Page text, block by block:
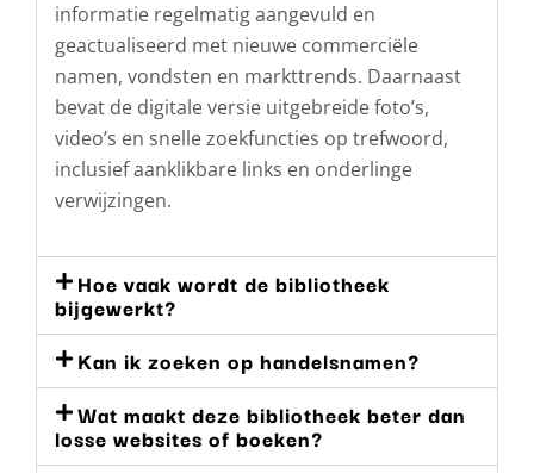
informatie regelmatig aangevuld en
geactualiseerd met nieuwe commerciële
namen, vondsten en markttrends. Daarnaast
bevat de digitale versie uitgebreide foto’s,
video’s en snelle zoekfuncties op trefwoord,
inclusief aanklikbare links en onderlinge
verwijzingen.
Hoe vaak wordt de bibliotheek
bijgewerkt?
Kan ik zoeken op handelsnamen?
Wat maakt deze bibliotheek beter dan
losse websites of boeken?